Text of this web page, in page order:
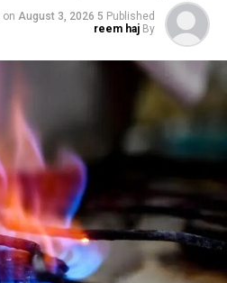
Published
5 days ago
on August 3, 2026
By
reem haj